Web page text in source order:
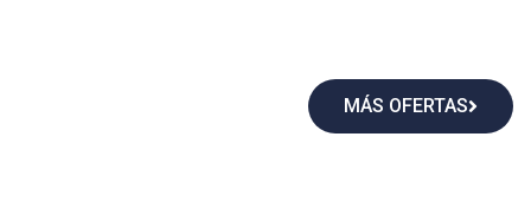
MÁS OFERTAS